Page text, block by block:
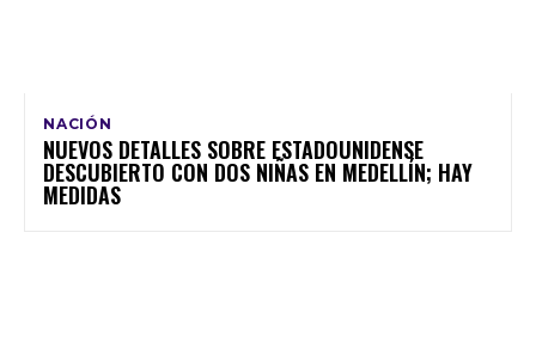
NACIÓN
NUEVOS DETALLES SOBRE ESTADOUNIDENSE
DESCUBIERTO CON DOS NIÑAS EN MEDELLÍN; HAY
MEDIDAS